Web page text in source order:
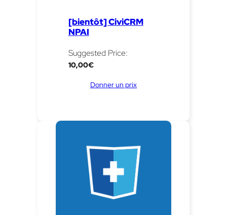
[bientôt] CiviCRM
NPAI
Suggested Price:
10,00€
Donner un prix